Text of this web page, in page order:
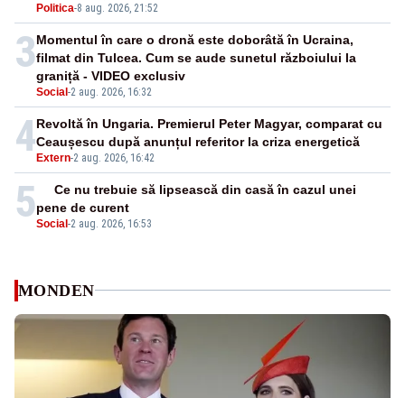
Politica-8 aug. 2026, 21:52
3
Social-2 aug. 2026, 16:32
Momentul în care o dronă este doborâtă în Ucraina,
filmat din Tulcea. Cum se aude sunetul războiului la
graniță - VIDEO exclusiv
4Extern-2 aug. 2026, 16:42
Revoltă în Ungaria. Premierul Peter Magyar, comparat cu
Ceaușescu după anunțul referitor la criza energetică
5Social-2 aug. 2026, 16:53
Ce nu trebuie să lipsească din casă în cazul unei
pene de curent
MONDEN